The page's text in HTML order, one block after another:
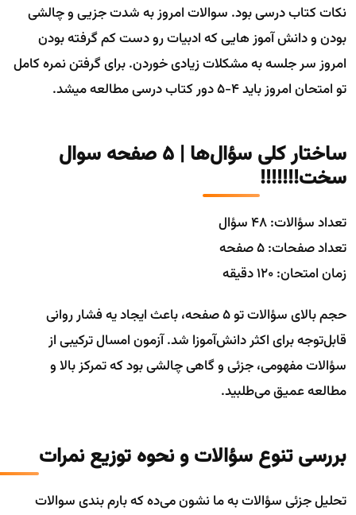
نکات کتاب درسی بود. سوالات امروز به شدت جزیی و چالشی
بودن و دانش آموز هایی که ادبیات رو دست کم گرفته بودن
امروز سر جلسه به مشکلات زیادی خوردن. برای گرفتن نمره کامل
تو امتحان امروز باید 4-5 دور کتاب درسی مطالعه میشد.
ساختار کلی سؤال‌ها | 5 صفحه سوال
سخت!!!!!!!
تعداد سؤالات: ۴۸ سؤال
تعداد صفحات: ۵ صفحه
زمان امتحان: ۱۲۰ دقیقه
حجم بالای سؤالات تو ۵ صفحه، باعث ایجاد یه فشار روانی
قابل‌توجه برای اکثر دانش‌آموزا شد. آزمون امسال ترکیبی از
سؤالات مفهومی، جزئی و گاهی چالشی بود که تمرکز بالا و
مطالعه عمیق می‌طلبید.
بررسی تنوع سؤالات و نحوه توزیع نمرات
تحلیل جزئی سؤالات به ما نشون می‌ده که بارم بندی سوالات